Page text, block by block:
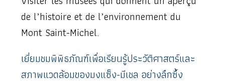
de l’histoire et de l’environnement du
Mont Saint-Michel.
เยี่ยมชมพิพิธภัณฑ์เพื่อเรียนรู้ประวัติศาสตร์และ
สภาพแวดล้อมของมงแซ็ง-มีเชล อย่างลึกซึ้ง